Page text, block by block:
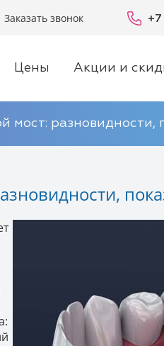
Заказать звонок
Цены Акции и
мост: